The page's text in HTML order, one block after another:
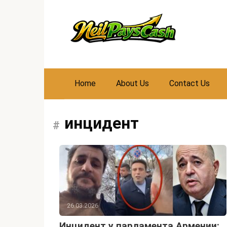
Home About Us Contact Us
инцидент
26.03.2026